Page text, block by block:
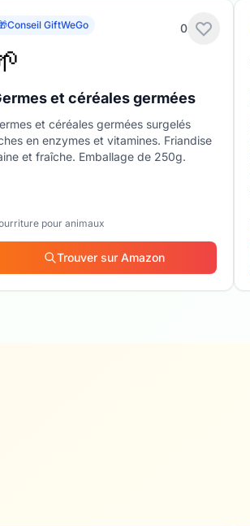
0
Conseil GiftWeGo
et céréales germées
et céréales germées surgelés
en enzymes et vitamines. Friandise
et fraîche. Emballage de 250g.
pour animaux
Trouver sur Amazon